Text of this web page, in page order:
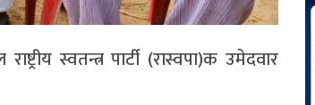
स्वतन्त्र पार्टी (रास्वपा)क उमेदवार